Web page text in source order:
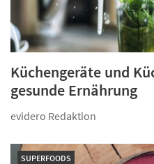
Küchengeräte und
gesunde Ernährung
evidero Redaktion
SUPERFOODS